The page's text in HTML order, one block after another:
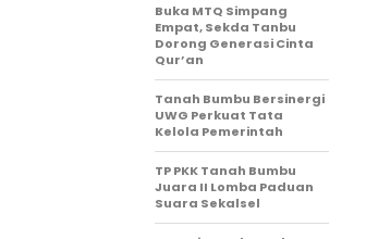
Buka MTQ Simpang
Empat, Sekda Tanbu
Dorong Generasi Cinta
Qur’an
Tanah Bumbu Bersinergi
UWG Perkuat Tata
Kelola Pemerintah
TP PKK Tanah Bumbu
Juara II Lomba Paduan
Suara Sekalsel